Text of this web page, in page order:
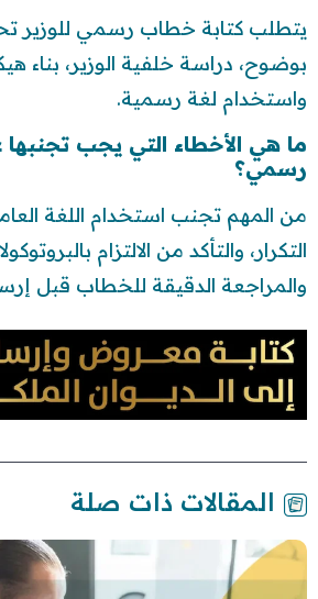
يتطلب كتابة خطاب رسمي للوزير
بوضوح، دراسة خلفية الوزير، بناء
واستخدام لغة رسمية.
ما هي الأخطاء التي يجب
رسمي؟
من المهم تجنب استخدام اللغة
التكرار، والتأكد من الالتزام
والمراجعة الدقيقة للخطاب قبل
المقالات ذات صلة